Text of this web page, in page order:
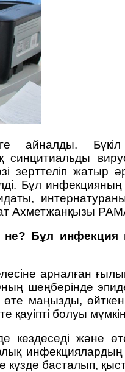
айналды.
синцитиальды
зерттеліп жатыр
Бұл
Ахметжанқызы
Бұл инфекция
арналған
шеңберінде
маңызды,
қауіпті болуы
және
басталып,